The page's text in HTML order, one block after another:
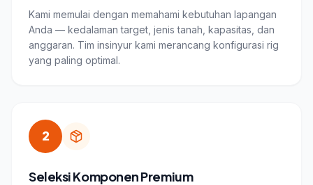
Kami memulai dengan memahami kebutuhan lapangan
Anda — kedalaman target, jenis tanah, kapasitas, dan
anggaran. Tim insinyur kami merancang konfigurasi rig
yang paling optimal.
2
Seleksi Komponen Premium